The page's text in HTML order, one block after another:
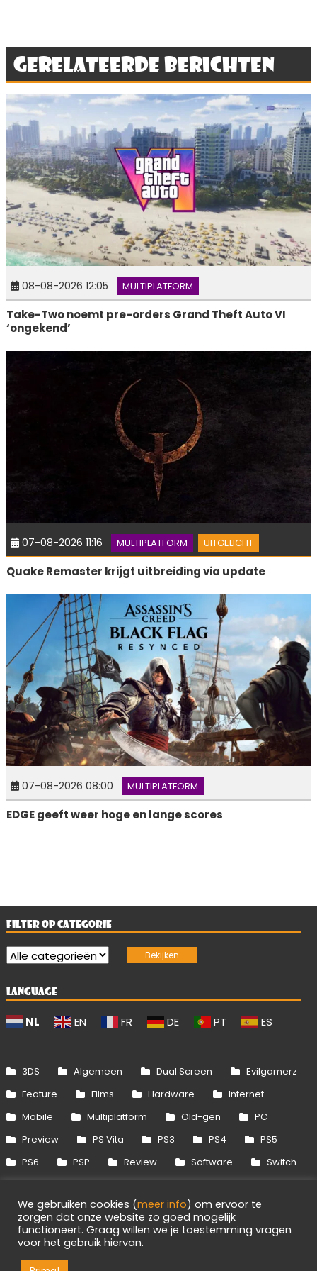
Gerelateerde berichten
08-08-2026 12:05 MULTIPLATFORM
Take-Two noemt pre-orders Grand Theft Auto VI
‘ongekend’
07-08-2026 11:16 MULTIPLATFORM UITGELICHT
Quake Remaster krijgt uitbreiding via update
07-08-2026 08:00 MULTIPLATFORM
EDGE geeft weer hoge en lange scores
FILTER OP CATEGORIE
LANGUAGE
NL EN FR DE PT ES
3DS Algemeen Dual Screen
Evilgamerz
Feature
Films Hardware
Internet
Mobile
Multiplatform Old-gen
PC
Preview
PS Vita PS3 PS4
PS5
PS6
PSP Review Software
Switch
Xbox 360
Xbox One Xbox Series
We gebruiken cookies (meer info) om ervoor te
zorgen dat onze website zo goed mogelijk
functioneert. Graag willen we je toestemming vragen
voor het gebruik hiervan.